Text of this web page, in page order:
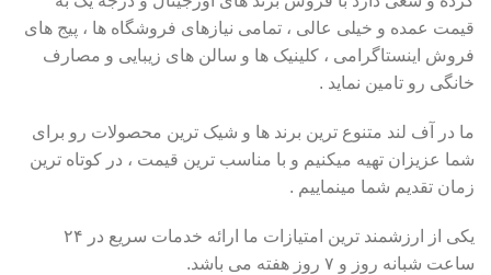
قیمت عمده و خیلی عالی ، تمامی نیازهای فروشگاه ها ، پیج های
فروش اینستاگرامی ، کلینیک ها و سالن های زیبایی و مصارف
خانگی رو تامین نماید .
ما در آف لند متنوع ترین برند ها و شیک ترین محصولات رو برای
شما عزیزان تهیه میکنیم و با مناسب ترین قیمت ، در کوتاه ترین
زمان تقدیم شما مینماییم .
یکی از ارزشمند ترین امتیازات ما ارائه خدمات سریع در ۲۴
ساعت شبانه روز و ۷ روز هفته می باشد.